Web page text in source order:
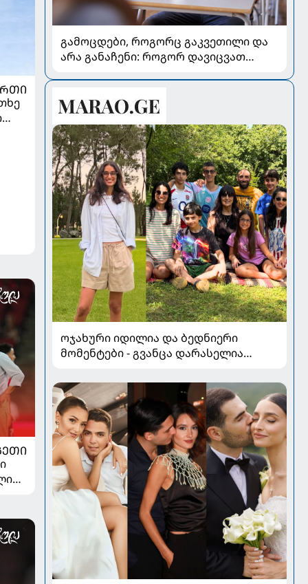
გამოცდები, როგორც გაკვეთილი და
არა განაჩენი: როგორ დავიცვათ
ოჯახური იდილია და ბედნიერი
მომენტები - გვანცა დარასელია
კადრებს აზიარებს